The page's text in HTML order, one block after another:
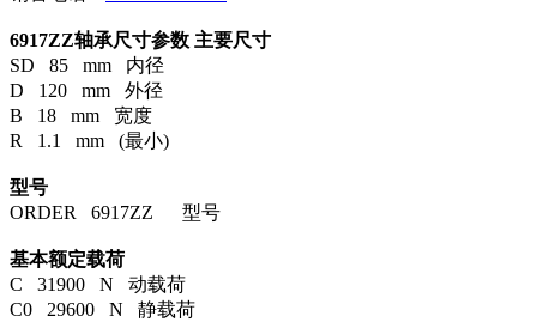
6917ZZ轴承尺寸参数 主要尺寸
SD 85 mm 内径
D 120 mm 外径
B 18 mm 宽度
R 1.1 mm (最小)
型号
ORDER 6917ZZ 型号
基本额定载荷
C 31900 N 动载荷
C0 29600 N 静载荷